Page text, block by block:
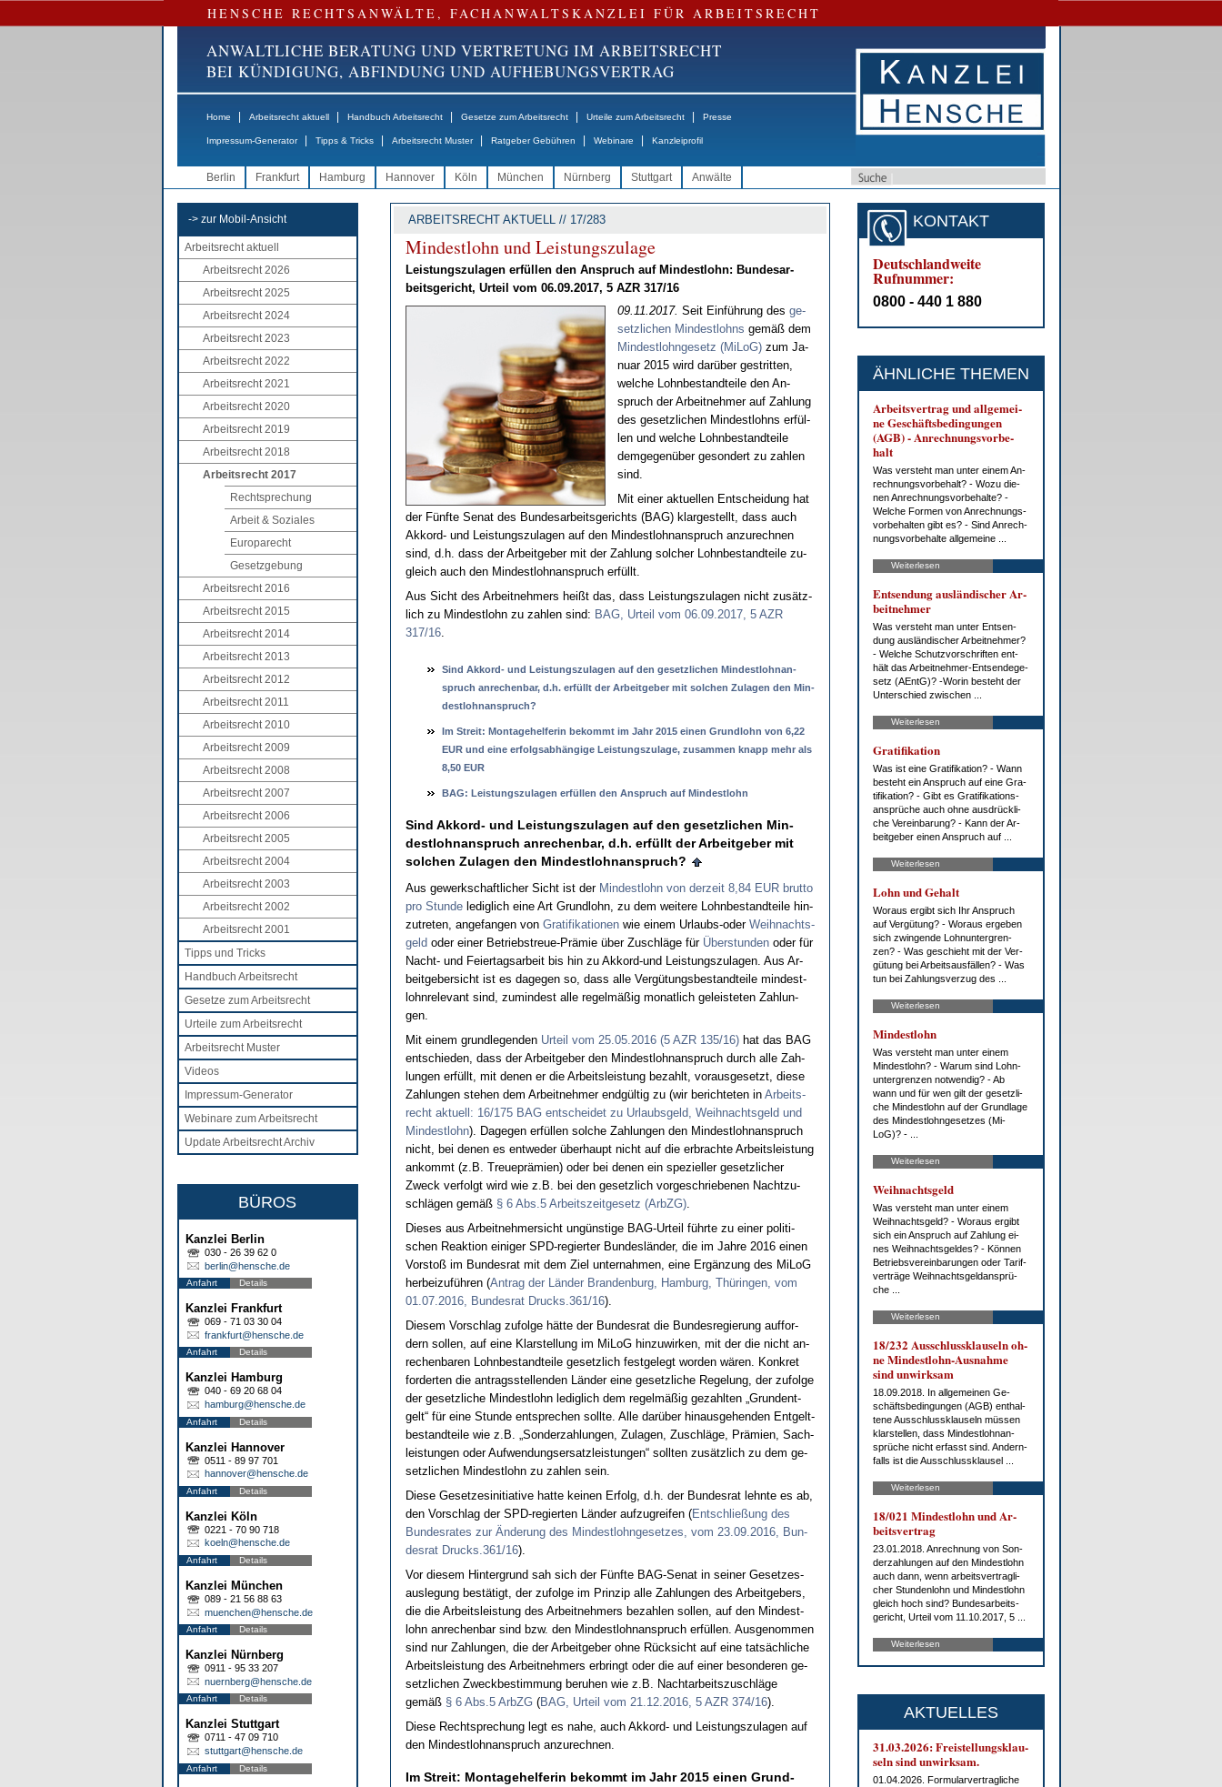
HENSCHE RECHTSANWÄLTE, FACHANWALTSKANZLEI FÜR ARBEITSRECHT
ANWALTLICHE BERATUNG UND VERTRETUNG IM ARBEITSRECHT
BEI KÜNDIGUNG, ABFINDUNG UND AUFHEBUNGSVERTRAG
Home Arbeitsrecht aktuell Handbuch Arbeitsrecht Gesetze zum Arbeitsrecht Urteile zum Arbeitsrecht Presse
Impressum-Generator Tipps & Tricks Arbeitsrecht Muster Ratgeber Gebühren Webinare Kanzleiprofil
Berlin Frankfurt Hamburg Hannover Köln München Nürnberg Stuttgart Anwälte
-> zur Mobil-Ansicht
Arbeitsrecht aktuell
Arbeitsrecht 2026
Arbeitsrecht 2025
Arbeitsrecht 2024
Arbeitsrecht 2023
Arbeitsrecht 2022
Arbeitsrecht 2021
Arbeitsrecht 2020
Arbeitsrecht 2019
Arbeitsrecht 2018
Arbeitsrecht 2017
Rechtsprechung
Arbeit & Soziales
Europarecht
Gesetzgebung
Arbeitsrecht 2016
Arbeitsrecht 2015
Arbeitsrecht 2014
Arbeitsrecht 2013
Arbeitsrecht 2012
Arbeitsrecht 2011
Arbeitsrecht 2010
Arbeitsrecht 2009
Arbeitsrecht 2008
Arbeitsrecht 2007
Arbeitsrecht 2006
Arbeitsrecht 2005
Arbeitsrecht 2004
Arbeitsrecht 2003
Arbeitsrecht 2002
Arbeitsrecht 2001
Tipps und Tricks
Handbuch Arbeitsrecht
Gesetze zum Arbeitsrecht
Urteile zum Arbeitsrecht
Arbeitsrecht Muster
Videos
Impressum-Generator
Webinare zum Arbeitsrecht
Update Arbeitsrecht Archiv
BÜROS
Kanzlei Berlin
030 - 26 39 62 0
berlin@hensche.de
Anfahrt Details
Kanzlei Frankfurt
069 - 71 03 30 04
frankfurt@hensche.de
Anfahrt Details
Kanzlei Hamburg
040 - 69 20 68 04
hamburg@hensche.de
Anfahrt Details
Kanzlei Hannover
0511 - 89 97 701
hannover@hensche.de
Anfahrt Details
Kanzlei Köln
0221 - 70 90 718
koeln@hensche.de
Anfahrt Details
Kanzlei München
089 - 21 56 88 63
muenchen@hensche.de
Anfahrt Details
Kanzlei Nürnberg
0911 - 95 33 207
nuernberg@hensche.de
Anfahrt Details
Kanzlei Stuttgart
0711 - 47 09 710
stuttgart@hensche.de
Anfahrt Details
ARBEITSRECHT AKTUELL // 17/283
Min­dest­lohn und Leis­tungs­zu­la­ge
Leis­tungs­zu­la­gen er­fül­len den An­spruch auf Min­dest­lohn: Bun­des­ar­
beits­ge­richt, Ur­teil vom 06.09.2017, 5 AZR 317/16
09.11.2017. Seit Ein­füh­rung des ge­
setz­li­chen Min­dest­lohns ge­mäß dem
Min­dest­l­ohn­ge­setz (Mi­LoG)zum Ja­
nu­ar 2015 wird dar­über ge­strit­ten,
wel­che Lohn­be­stand­tei­le den An­
spruch der Ar­beit­neh­mer auf Zah­lung
des ge­setz­li­chen Min­dest­lohns er­fül­
len und wel­che Lohn­be­stand­tei­le
dem­ge­gen­über ge­son­dert zu zah­len
sind.
Mit ei­ner ak­tu­el­len Ent­schei­dung hat
der Fünf­te Se­nat des Bun­des­ar­beits­ge­richts (BAG) klar­ge­stellt, dass auch
Ak­kord- und Leis­tungs­zu­la­gen auf den Min­dest­lohn­an­spruch an­zu­rech­nen
sind, d.h. dass der Ar­beit­ge­ber mit der Zah­lung sol­cher Lohn­be­stand­tei­le zu­
gleich auch den Min­dest­lohn­an­spruch er­füllt.
Aus Sicht des Ar­beit­neh­mers heißt das, dass Leis­tungs­zu­la­gen nicht zu­sätz­
lich zu Min­dest­lohn zu zah­len sind: BAG, Ur­teil vom 06.09.2017, 5 AZR
317/16.
Sind Ak­kord- und Leis­tungs­zu­la­gen auf den ge­setz­li­chen Min­dest­lohn­an­
spruch an­re­chen­bar, d.h. erfüllt der Ar­beit­ge­ber mit sol­chen Zu­la­gen den Min­
dest­lohn­an­spruch?
Im Streit: Mon­ta­ge­hel­fe­rin be­kommt im Jahr 2015 ei­nen Grund­lohn von 6,22
EUR und ei­ne er­folgs­abhängi­ge Leis­tungs­zu­la­ge, zu­sam­men knapp mehr als
8,50 EUR
BAG: Leis­tungs­zu­la­gen erfüllen den An­spruch auf Min­dest­lohn
Sind Ak­kord- und Leis­tungs­zu­la­gen auf den ge­setz­li­chen Min­
dest­lohn­an­spruch an­re­chen­bar, d.h. erfüllt der Ar­beit­ge­ber mit
sol­chen Zu­la­gen den Min­dest­lohn­an­spruch?
Aus ge­werk­schaft­li­cher Sicht ist der Min­dest­lohn von der­zeit 8,84 EUR brut­to
pro St­un­dele­dig­lich ei­ne Art Grund­lohn, zu dem wei­te­re Lohn­be­stand­tei­le hin­
zu­tre­ten, an­ge­fan­gen von Gra­ti­fi­ka­tio­nenwie ei­nem Ur­laubs-oder Weih­nachts­
geld oder ei­ner Be­triebs­treue-Prämie über Zu­schläge für Über­stun­denoder für
Nacht- und Fei­er­tags­ar­beit bis hin zu Ak­kord-und Leis­tungs­zu­la­gen. Aus Ar­
beit­ge­ber­sicht ist es da­ge­gen so, dass al­le Vergütungs­be­stand­tei­le min­dest­
lohn­re­le­vant sind, zu­min­dest al­le re­gelmäßig mo­nat­lich ge­leis­te­ten Zah­lun­
gen.
Mit ei­nem grund­le­gen­den Ur­teil vom 25.05.2016 (5 AZR 135/16)hat das BAG
ent­schie­den, dass der Ar­beit­ge­ber den Min­dest­lohn­an­spruch durch al­le Zah­
lun­gen erfüllt, mit de­nen er die Ar­beits­leis­tung be­zahlt, vor­aus­ge­setzt, die­se
Zah­lun­gen ste­hen dem Ar­beit­neh­mer endgültig zu (wir be­rich­te­ten in Ar­beits­
recht ak­tu­ell: 16/175 BAG ent­schei­det zu Ur­laubs­geld, Weih­nachts­geld und
Min­dest­lohn). Da­ge­gen erfüllen sol­che Zah­lun­gen den Min­dest­lohn­an­spruch
nicht, bei de­nen es ent­we­der über­haupt nicht auf die er­brach­te Ar­beits­leis­tung
an­kommt (z.B. Treue­prämi­en) oder bei de­nen ein spe­zi­el­ler ge­setz­li­cher
Zweck ver­folgt wird wie z.B. bei den ge­setz­lich vor­ge­schrie­be­nen Nacht­zu­
schlägen gemäß § 6 Abs.5 Ar­beits­zeit­ge­setz (Arb­ZG).
Die­ses aus Ar­beit­neh­mer­sicht ungüns­ti­ge BAG-Ur­teil führ­te zu ei­ner po­li­ti­
schen Re­ak­ti­on ei­ni­ger SPD-re­gier­ter Bun­desländer, die im Jah­re 2016 ei­nen
Vor­s­toß im Bun­des­rat mit dem Ziel un­ter­nah­men, ei­ne Ergänzung des Mi­LoG
her­bei­zuführen (An­trag der Länder Bran­den­burg, Ham­burg, Thürin­gen, vom
01.07.2016, Bun­des­rat Drucks.361/16).
Die­sem Vor­schlag zu­fol­ge hätte der Bun­des­rat die Bun­des­re­gie­rung auf­for­
dern sol­len, auf ei­ne Klar­stel­lung im Mi­LoG hin­zu­wir­ken, mit der die nicht an­
re­chen­ba­ren Lohn­be­stand­tei­le ge­setz­lich fest­ge­legt wor­den wären. Kon­kret
for­der­ten die an­trags­stel­len­den Länder ei­ne ge­setz­li­che Re­ge­lung, der zu­fol­ge
der ge­setz­li­che Min­dest­lohn le­dig­lich dem re­gelmäßig ge­zahl­ten „Grun­dent­
gelt“ für ei­ne St­un­de ent­spre­chen soll­te. Al­le darüber hin­aus­ge­hen­den Ent­gelt­
be­stand­tei­le wie z.B. „Son­der­zah­lun­gen, Zu­la­gen, Zu­schläge, Prämi­en, Sach­
leis­tun­gen oder Auf­wen­dungs­er­satz­leis­tun­gen“ soll­ten zusätz­lich zu dem ge­
setz­li­chen Min­dest­lohn zu zah­len sein.
Die­se Ge­set­zes­in­itia­ti­ve hat­te kei­nen Er­folg, d.h. der Bun­des­rat lehn­te es ab,
den Vor­schlag der SPD-re­gier­ten Länder auf­zu­grei­fen (Ent­schließung des
Bun­des­ra­tes zur Ände­rung des Min­dest­l­ohn­ge­set­zes, vom 23.09.2016, Bun­
des­rat Drucks.361/16).
Vor die­sem Hin­ter­grund sah sich der Fünf­te BAG-Se­nat in sei­ner Ge­set­zes­
aus­le­gung bestätigt, der zu­fol­ge im Prin­zip al­le Zah­lun­gen des Ar­beit­ge­bers,
die die Ar­beits­leis­tung des Ar­beit­neh­mers be­zah­len sol­len, auf den Min­dest­
lohn an­re­chen­bar sind bzw. den Min­dest­lohn­an­spruch erfüllen. Aus­ge­nom­men
sind nur Zah­lun­gen, die der Ar­beit­ge­ber oh­ne Rück­sicht auf ei­ne tatsächli­che
Ar­beits­leis­tung des Ar­beit­neh­mers er­bringt oder die auf ei­ner be­son­de­ren ge­
setz­li­chen Zweck­be­stim­mung be­ru­hen wie z.B. Nacht­ar­beits­zu­schläge
gemäß § 6 Abs.5 Arb­ZG(BAG, Ur­teil vom 21.12.2016, 5 AZR 374/16).
Die­se Recht­spre­chung legt es na­he, auch Ak­kord- und Leis­tungs­zu­la­gen auf
den Min­dest­lohn­an­spruch an­zu­rech­nen.
Im Streit: Mon­ta­ge­hel­fe­rin be­kommt im Jahr 2015 ei­nen Grund­
KONTAKT
Deutschlandweite
Rufnummer:
0800 - 440 1 880
ÄHNLICHE THEMEN
Ar­beits­ver­trag und all­ge­mei­
ne Ge­schäfts­be­din­gun­gen
(AGB) - An­rech­nungs­vor­be­
halt
Was ver­steht man un­ter ei­nem An­
rech­nungs­vor­be­halt? - Wo­zu die­
nen An­rech­nungs­vor­be­hal­te? -
Wel­che For­men von An­rech­nungs­
vor­be­hal­ten gibt es? - Sind An­rech­
nungs­vor­be­hal­te all­ge­mei­ne ...
Weiterlesen
Ent­sen­dung aus­län­di­scher Ar­
beit­neh­mer
Was ver­steht man un­ter Ent­sen­
dung aus­län­di­scher Ar­beit­neh­mer?
- Wel­che Schutz­vor­schrif­ten ent­
hält das Ar­beit­neh­mer-Ent­sen­de­ge­
setz (AEntG)? -Wor­in be­steht der
Un­ter­schied zwi­schen ...
Weiterlesen
Gra­ti­fi­ka­ti­on
Was ist ei­ne Gra­ti­fi­ka­ti­on? - Wann
be­steht ein An­spruch auf ei­ne Gra­
ti­fi­ka­ti­on? - Gibt es Gra­ti­fi­ka­ti­ons­
an­sprü­che auch oh­ne aus­drück­li­
che Ver­ein­ba­rung? - Kann der Ar­
beit­ge­ber ei­nen An­spruch auf ...
Weiterlesen
Lohn und Ge­halt
Wor­aus er­gibt sich Ihr An­spruch
auf Ver­gü­tung? - Wor­aus er­ge­ben
sich zwin­gen­de Lohn­un­ter­gren­
zen? - Was ge­schieht mit der Ver­
gü­tung bei Ar­beits­aus­fäl­len? - Was
tun bei Zah­lungs­ver­zug des ...
Weiterlesen
Min­dest­lohn
Was ver­steht man un­ter ei­nem
Min­dest­lohn? - War­um sind Lohn­
un­ter­gren­zen not­wen­dig? - Ab
wann und für wen gilt der ge­setz­li­
che Min­dest­lohn auf der Grund­la­ge
des Min­dest­l­ohn­ge­set­zes (Mi­
LoG)? - ...
Weiterlesen
Weih­nachts­geld
Was ver­steht man un­ter ei­nem
Weih­nachts­geld? - Wor­aus er­gibt
sich ein An­spruch auf Zah­lung ei­
nes Weih­nachts­gel­des? - Kön­nen
Be­triebs­ver­ein­ba­run­gen oder Ta­rif­
ver­trä­ge Weih­nachts­geld­an­sprü­
che ...
Weiterlesen
18/232 Aus­schluss­klau­seln oh­
ne Min­dest­lohn-Aus­nah­me
sind un­wirk­sam
18.09.2018. In all­ge­mei­nen Ge­
schäfts­be­din­gun­gen (AGB) ent­hal­
te­ne Aus­schluss­klau­seln müs­sen
klar­stel­len, dass Min­dest­lohn­an­
sprü­che nicht er­fasst sind. An­dern­
falls ist die Aus­schluss­klau­sel ...
Weiterlesen
18/021 Min­dest­lohn und Ar­
beits­ver­trag
23.01.2018. An­rech­nung von Son­
der­zah­lun­gen auf den Min­dest­lohn
auch dann, wenn ar­beits­ver­trag­li­
cher St­un­den­lohn und Min­dest­lohn
gleich hoch sind? Bun­des­ar­beits­
ge­richt, Ur­teil vom 11.10.2017, 5 ...
Weiterlesen
AKTUELLES
31.03.2026: Frei­stel­lungs­klau­
seln sind un­wirk­sam.
01.04.2026. For­mu­lar­ver­trag­li­che